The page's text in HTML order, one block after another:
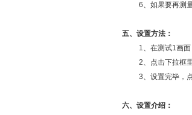
6、如果要再测
五、设置方法：
1、在测试1画
2、点击下拉框
3、设置完毕，
六、设置介绍：